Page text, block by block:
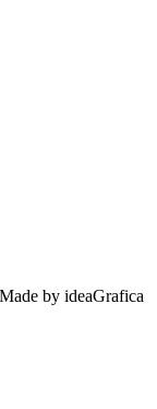
by ideaGrafica